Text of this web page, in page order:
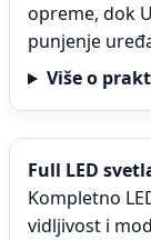
opreme, dok
punjenje
Više o
Full LED
Kompletno
vidljivost i